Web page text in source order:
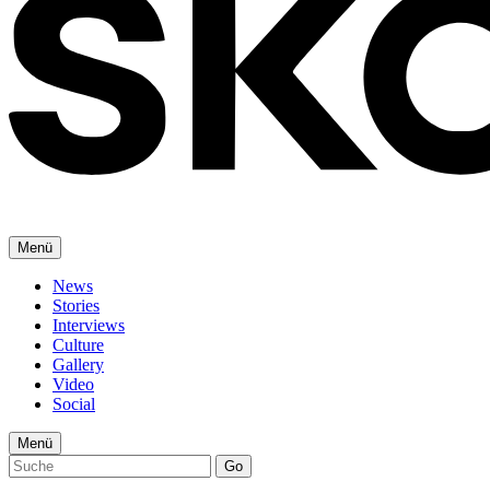
Menü
News
Stories
Interviews
Culture
Gallery
Video
Social
Menü
Go